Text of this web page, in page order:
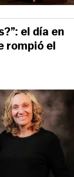
el día en
rompió el